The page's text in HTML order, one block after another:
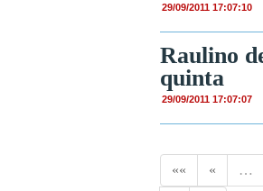
29/09/2011 17:07:10
Raulino
quinta
29/09/2011 17:07:07
«« « …